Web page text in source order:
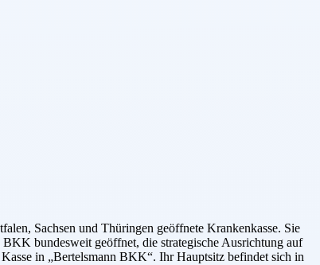
Sachsen und Thüringen geöffnete Krankenkasse. Sie
bundesweit geöffnet, die strategische Ausrichtung auf
in „Bertelsmann BKK“. Ihr Hauptsitz befindet sich in